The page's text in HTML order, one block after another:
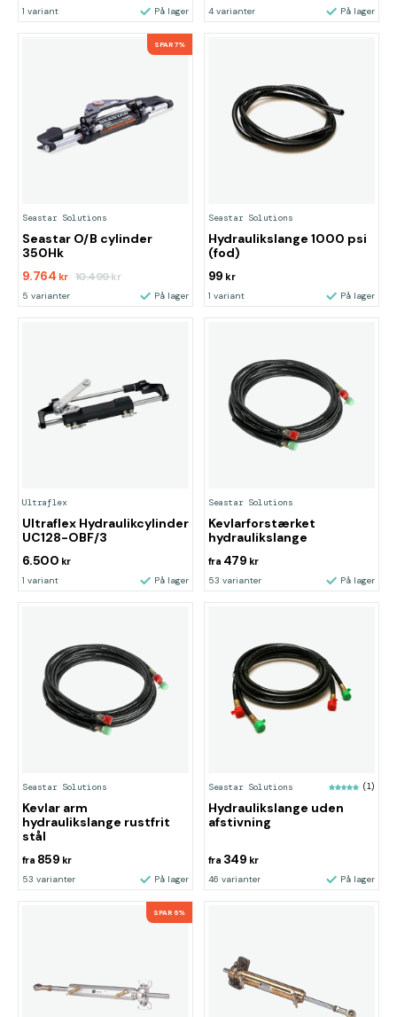
1 variant På lager 4 varianter På lager
SPAR 7%
Seastar Solutions
Seastar O/B cylinder
350Hk
9.764 kr 10.499kr
5 varianter På lager
Seastar Solutions
Hydraulikslange 1000 psi
(fod)
99 kr
1 variant På lager
Ultraflex
Ultraflex Hydraulikcylinder
UC128-OBF/3
6.500 kr
1 variant På lager
Seastar Solutions
Kevlarforstærket
hydraulikslange
fra 479 kr
53 varianter På lager
Seastar Solutions
Kevlar arm
hydraulikslange rustfrit
stål
fra 859 kr
53 varianter På lager
Seastar Solutions (1)
Hydraulikslange uden
afstivning
fra 349 kr
46 varianter På lager
SPAR 6%